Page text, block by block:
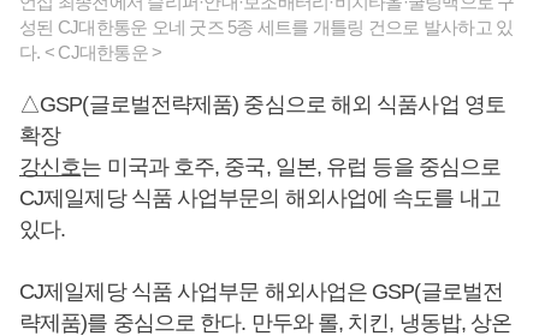
성된 CJ대한통운 오네 굿즈 5종 세트를 개틀링 건으로 발사하고 있
다. < CJ대한통운 >
△GSP(글로벌전략제품) 중심으로 해외 식품사업 영토
확장
강신호는 미국과 호주, 중국, 일본, 유럽 등을 중심으로
CJ제일제당 식품 사업부문의 해외사업에 속도를 내고
있다.
CJ제일제당 식품 사업부문 해외사업은 GSP(글로벌전
략제품)를 중심으로 한다. 만두와 롤, 치킨, 냉동밥, 상온